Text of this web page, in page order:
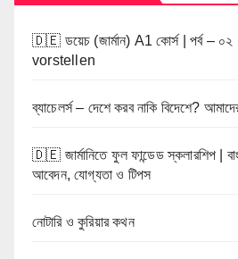
🇩🇪 ডয়েচ (জার্মান) A1 কোর্স | পর্ব – ০২
vorstellen
ব্যাচেলর্স – দেশে করব নাকি বিদেশে?
🇩🇪 জার্মানিতে ফুল ফান্ডেড স্কলারশিপ |
আবেদন, যোগ্যতা ও টিপস
নোটারি ও কুরিয়ার কথন